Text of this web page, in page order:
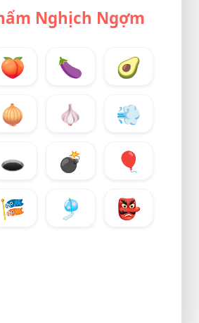
Nghịch Ngợm
🍑 🍆
🥑
🧅 🧄
💨
🕳️ 💣
🎈
🎏 🎐
👺